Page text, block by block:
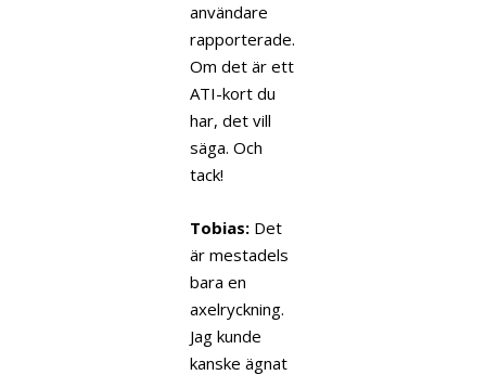
användare
rapporterade.
Om det är ett
ATI-kort du
har, det vill
säga. Och
tack!
Tobias: Det
är mestadels
bara en
axelryckning.
Jag kunde
kanske ägnat